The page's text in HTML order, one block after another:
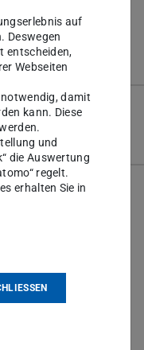
Ihr
auf
Deswegen
entscheiden,
Webseiten
damit
kann. Diese
und
die Auswertung
regelt.
erhalten Sie in